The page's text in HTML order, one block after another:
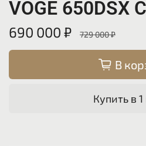
VOGE 650DSX
690 000 ₽ 729 000 ₽
В
Купить в